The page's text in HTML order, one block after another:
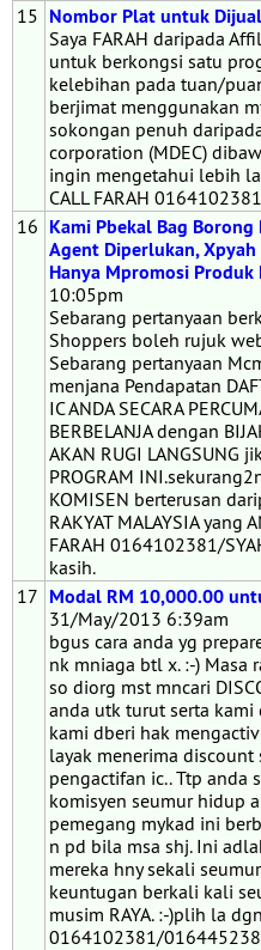
15 Nombor Plat untuk Dijual
Saya FARAH daripada
untuk berkongsi satu
kelebihan pada tuan/
berjimat menggunakan
sokongan penuh
corporation (MDEC)
ingin mengetahui lebih
CALL FARAH
16 Kami Pbekal Bag Borong
Agent Diperlukan,
Hanya Mpromosi Produk
10:05pm
Sebarang pertanyaan
Shoppers boleh rujuk
Sebarang pertanyaan
menjana Pendapatan
IC ANDA SECARA
BERBELANJA dengan
AKAN RUGI LANGSUNG
PROGRAM
KOMISEN berterusan
RAKYAT MALAYSIA yang
FARAH 0164102381/
kasih.
17 Modal RM 10,000.00
31/May/2013 6:39am
bgus cara anda yg
nk mniaga btl x. :-) Masa
so diorg mst mncari
anda utk turut serta kami
kami dberi hak
layak menerima
pengactifan ic.. Ttp anda
komisyen seumur hidup
pemegang mykad ini
n pd bila msa shj. Ini
mereka hny sekali
keuntugan berkali kali
musim RAYA. :-)plih la
0164102381/